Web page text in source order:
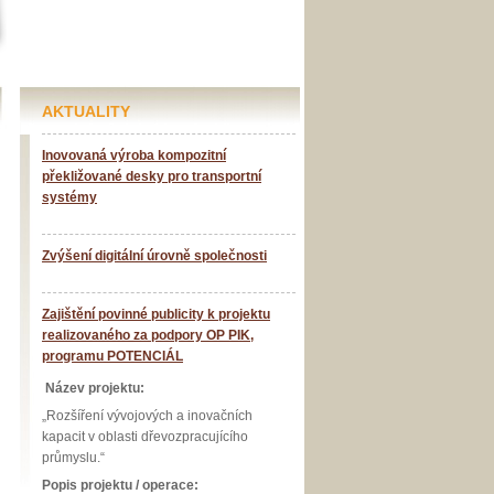
AKTUALITY
Inovovaná výroba kompozitní
překližované desky pro transportní
systémy
Zvýšení digitální úrovně společnosti
Zajištění povinné publicity k projektu
realizovaného za podpory OP PIK,
programu POTENCIÁL
Název projektu:
„Rozšíření vývojových a inovačních
kapacit v oblasti dřevozpracujícího
průmyslu.“
Popis projektu / operace: